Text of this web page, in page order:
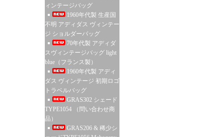
ィンテージバッグ
1960年代製 生産国
不明 アディダス ヴィンテー
ジ ショルダーバッグ
70年代製 アディダ
スヴィンテージバッグ light
blue（フランス製）
1960年代製 アディ
ダス ヴィンテージ 初期ロゴ
トラベルバッグ
GRAS302 シェード
TYPE1054 （問い合わせ商
品）
GRAS206 & 稀少シ